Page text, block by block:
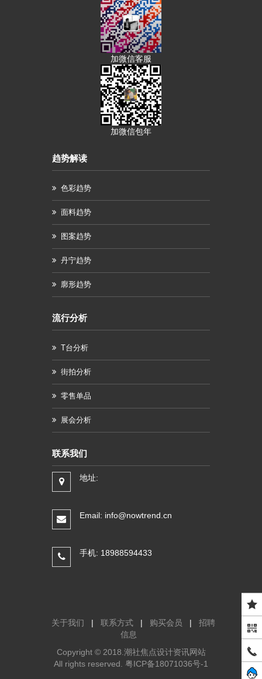
加微信客服
加微信包年
趋势解读
色彩趋势
面料趋势
图案趋势
丹宁趋势
廓形趋势
流行分析
T台分析
街拍分析
零售单品
展会分析
联系我们
地址:
Email: info@nowtrend.cn
手机: 18988594433
关于我们 | 联系方式 | 购买会员 |
招聘
信息
Copyright © 2018.潮社焦点设计资讯网站
All rights reserved. 粤ICP备18071036号-1